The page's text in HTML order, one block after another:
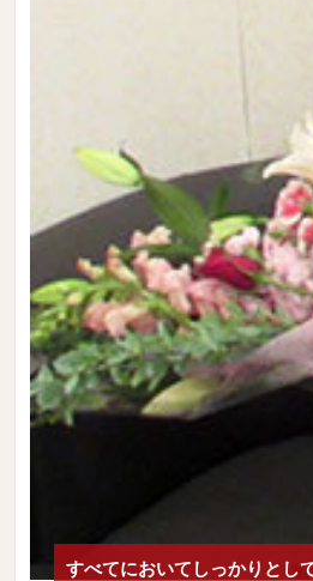
すべてにおいてしっかりとし